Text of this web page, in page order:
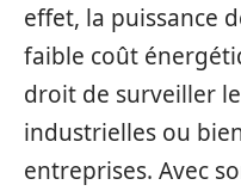
effet, la puissance
faible coût
droit de surveiller
industrielles ou
entreprises. Avec